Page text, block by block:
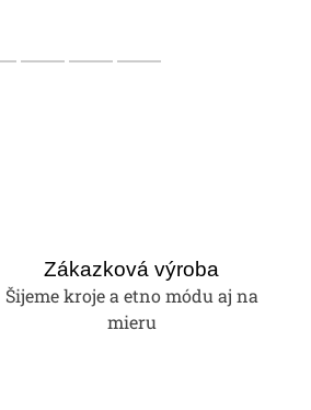
Zákazková výroba
Šijeme kroje a etno módu aj na
mieru